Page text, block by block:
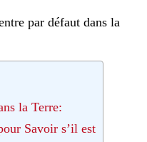
par défaut dans la
la Terre:
Savoir s’il est